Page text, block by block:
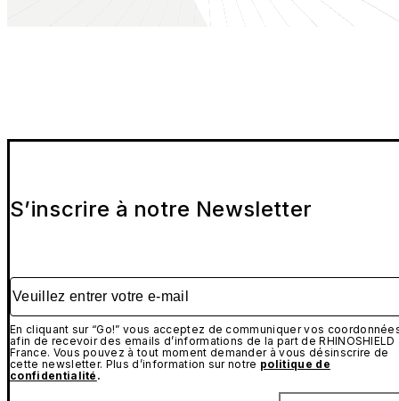
S’inscrire à notre Newsletter
Veuillez entrer votre e-mail
En cliquant sur “Go!” vous acceptez de communiquer vos
afin de recevoir des emails d’informations de la part de RHINOSHIELD
France. Vous pouvez à tout moment demander à vous désinscrire de
cette newsletter. Plus d’information sur notre politique de
confidentialité .